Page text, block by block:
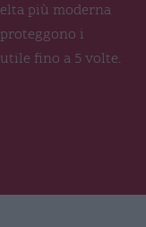
più moderna
i
fino a 5 volte.